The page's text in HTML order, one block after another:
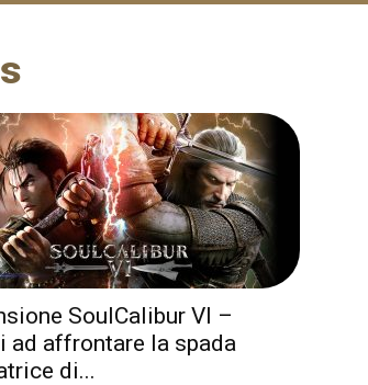
SoulCalibur VI –
ad affrontare la spada
di...